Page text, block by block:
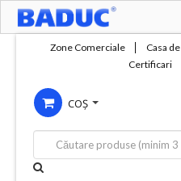
Compania
Servicii
Productie
Zone Comerciale Casa
Certificari
COȘ